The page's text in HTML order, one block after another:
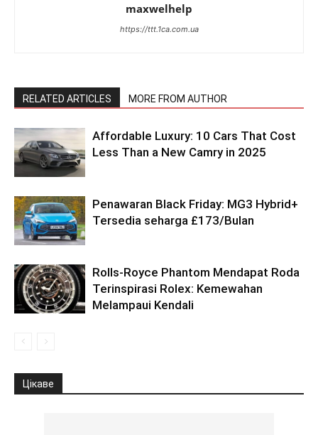
maxwelhelp
https://ttt.1ca.com.ua
RELATED ARTICLES MORE FROM AUTHOR
Affordable Luxury: 10 Cars That Cost
Less Than a New Camry in 2025
Penawaran Black Friday: MG3 Hybrid+
Tersedia seharga £173/Bulan
Rolls-Royce Phantom Mendapat Roda
Terinspirasi Rolex: Kemewahan
Melampaui Kendali
Цікаве